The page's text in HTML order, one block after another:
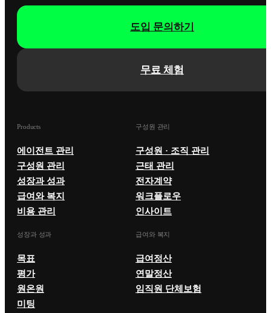
무료 체험
도입 문의하기
Products
에이전트 관리
구성원 관리
성장과 성과
급여와 복지
비용 관리
구성원 관리
구성원 · 조직 관리
근태 관리
전자계약
워크플로우
인사이트
성장과 성과
목표
평가
원온원
미팅
급여와 복지
급여정산
연말정산
임직원 단체보험